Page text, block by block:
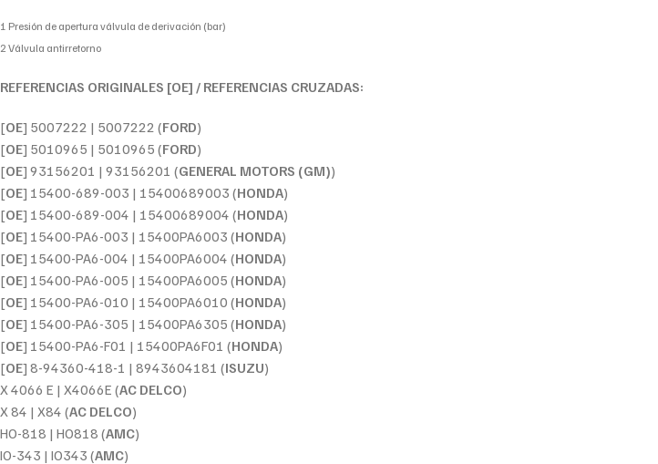
1 Presión de apertura válvula de derivación (bar)
2 Válvula antirretorno
REFERENCIAS ORIGINALES [OE] / REFERENCIAS CRUZADAS:
[OE] 5007222 | 5007222 (FORD)
[OE] 5010965 | 5010965 (FORD)
[OE] 93156201 | 93156201 (GENERAL MOTORS (GM))
[OE] 15400-689-003 | 15400689003 (HONDA)
[OE] 15400-689-004 | 15400689004 (HONDA)
[OE] 15400-PA6-003 | 15400PA6003 (HONDA)
[OE] 15400-PA6-004 | 15400PA6004 (HONDA)
[OE] 15400-PA6-005 | 15400PA6005 (HONDA)
[OE] 15400-PA6-010 | 15400PA6010 (HONDA)
[OE] 15400-PA6-305 | 15400PA6305 (HONDA)
[OE] 15400-PA6-F01 | 15400PA6F01 (HONDA)
[OE] 8-94360-418-1 | 8943604181 (ISUZU)
X 4066 E | X4066E (AC DELCO)
X 84 | X84 (AC DELCO)
HO-818 | HO818 (AMC)
IO-343 | IO343 (AMC)